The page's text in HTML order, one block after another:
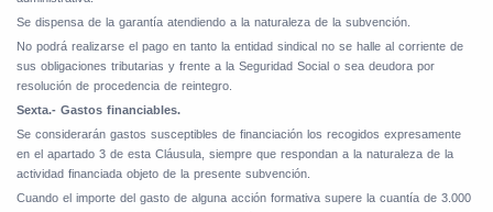
Se dispensa de la garantía atendiendo a la naturaleza de la subvención.
No podrá realizarse el pago en tanto la entidad sindical no se halle al corriente de
sus obligaciones tributarias y frente a la Seguridad Social o sea deudora por
resolución de procedencia de reintegro.
Sexta.- Gastos financiables.
Se considerarán gastos susceptibles de financiación los recogidos expresamente
en el apartado 3 de esta Cláusula, siempre que respondan a la naturaleza de la
actividad financiada objeto de la presente subvención.
Cuando el importe del gasto de alguna acción formativa supere la cuantía de 3.000